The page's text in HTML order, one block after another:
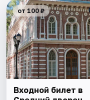
от 100 ₽
Входной билет в